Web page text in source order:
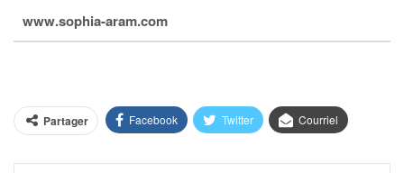
www.sophia-aram.com
Partager Facebook Twitter Courriel